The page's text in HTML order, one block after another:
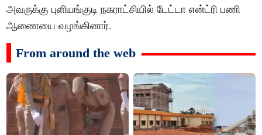
அவருக்கு புளியங்குடி நகராட்சியில் டேட்டா என்ட்ரி பணி
ஆணையை வழங்கினார்.
From around the web